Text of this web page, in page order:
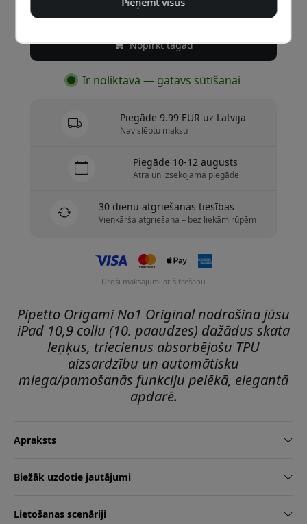
49.99 EUR
Nopirkt tagad
Ir noliktavā — gatavs sūtīšanai
Piegāde 9.99 EUR uz Latvija
Nav slēptu maksu
Piegāde 10-12 augusts
Ātra un izsekojama piegāde
30 dienu atgriešanas tiesības
Vienkārša atgriešana – bez liekām rūpēm
Droši maksājumi ar šifrēšanu
Pipetto Origami No1 Original nodrošina jūsu
iPad 10,9 collu (10. paaudzes) dažādus skata
leņķus, triecienus absorbējošu TPU
aizsardzību un automātisku
miega/pamošanās funkciju pelēkā, elegantā
apdarē.
Apraksts
Biežāk uzdotie jautājumi
Lietošanas scenāriji